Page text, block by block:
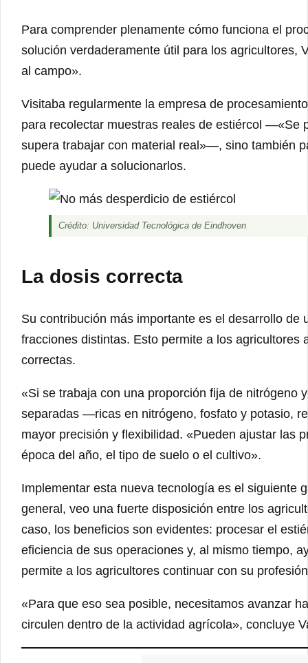
Para comprender plenamente cómo funciona el
solución verdaderamente útil para los agricultores,
al campo».
Visitaba regularmente la empresa de
para recolectar muestras reales de estiércol —«Se
supera trabajar con material real»—, sino también
puede ayudar a solucionarlos.
Crédito: Universidad Tecnológica de Eindhoven
La dosis correcta
Su contribución más importante es el desarrollo
fracciones distintas. Esto permite a los
correctas.
«Si se trabaja con una proporción fija de nitrógeno
separadas —ricas en nitrógeno, fosfato y potasio,
mayor precisión y flexibilidad. «Pueden ajustar las
época del año, el tipo de suelo o el cultivo».
Implementar esta nueva tecnología es el siguiente
general, veo una fuerte disposición entre los
caso, los beneficios son evidentes: procesar el
eficiencia de sus operaciones y, al mismo tiempo,
permite a los agricultores continuar con su
«Para que eso sea posible, necesitamos avanzar
circulen dentro de la actividad agrícola», concluye